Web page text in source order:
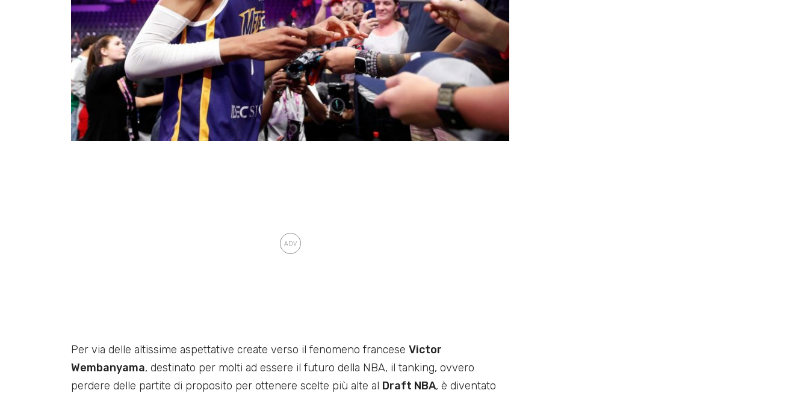
Per via delle altissime aspettative create verso il fenomeno francese Victor
Wembanyama, destinato per molti ad essere il futuro della NBA, il tanking, ovvero
perdere delle partite di proposito per ottenere scelte più alte al Draft NBA, è diventato